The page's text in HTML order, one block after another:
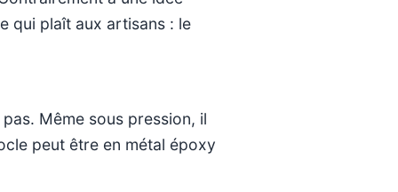
qui plaît aux artisans : le
Même sous pression, il
peut être en métal époxy